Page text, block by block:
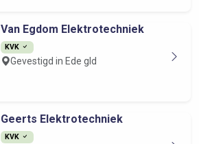
Van Egdom Elektrotechniek
KVK
Gevestigd in Ede gld
Geerts Elektrotechniek
KVK